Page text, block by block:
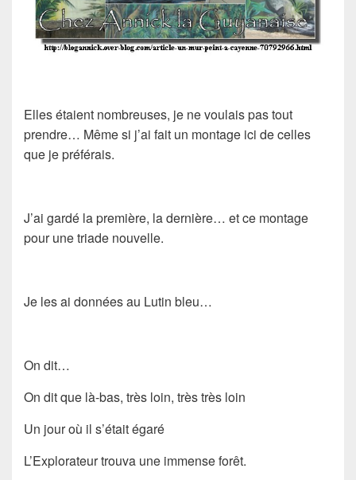
Elles étaient nombreuses, je ne voulais pas tout
prendre… Même si j’ai fait un montage ici de celles
que je préférais.
J’ai gardé la première, la dernière… et ce montage
pour une triade nouvelle.
Je les ai données au Lutin bleu…
On dit…
On dit que là-bas, très loin, très très loin
Un jour où il s’était égaré
L’Explorateur trouva une immense forêt.